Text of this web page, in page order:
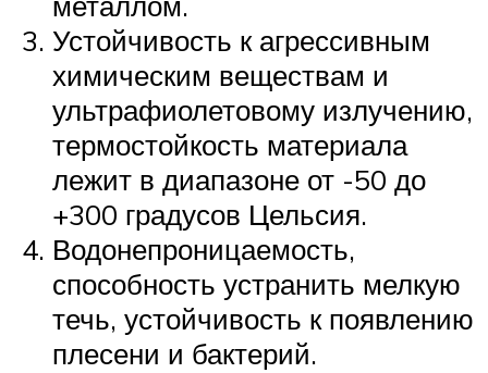
Устойчивость к агрессивным
химическим веществам и
ультрафиолетовому излучению,
термостойкость материала
лежит в диапазоне от -50 до
+300 градусов Цельсия.
Водонепроницаемость,
способность устранить мелкую
течь, устойчивость к появлению
плесени и бактерий.